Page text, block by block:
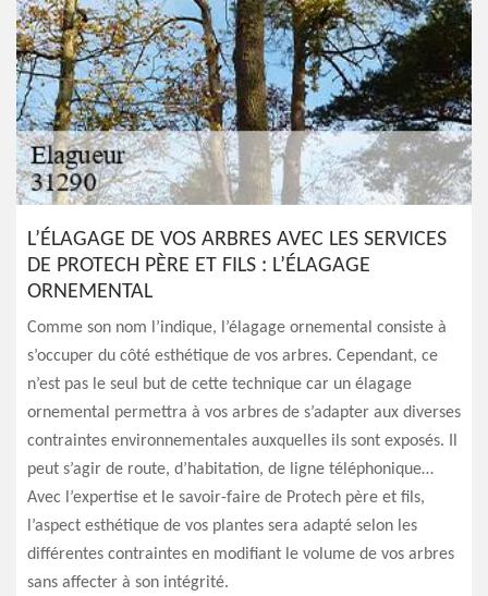
L’ÉLAGAGE DE VOS ARBRES AVEC LES SERVICES
DE PROTECH PÈRE ET FILS : L’ÉLAGAGE
ORNEMENTAL
Comme son nom l’indique, l’élagage ornemental consiste à
s’occuper du côté esthétique de vos arbres. Cependant, ce
n’est pas le seul but de cette technique car un élagage
ornemental permettra à vos arbres de s’adapter aux diverses
contraintes environnementales auxquelles ils sont exposés. Il
peut s’agir de route, d’habitation, de ligne téléphonique…
Avec l’expertise et le savoir-faire de Protech père et fils,
l’aspect esthétique de vos plantes sera adapté selon les
différentes contraintes en modifiant le volume de vos arbres
sans affecter à son intégrité.